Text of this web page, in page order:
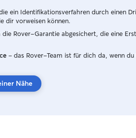
die ein Identifikationsverfahren durch einen
dir vorweisen können.
die Rover-Garantie abgesichert, die eine
– das Rover-Team ist für dich da, wenn
Nähe